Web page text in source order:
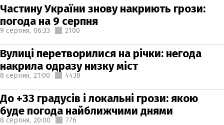
Частину України знову накриють грози:
погода на 9 серпня
9 серпня, 06:33 2100
Вулиці перетворилися на річки: негода
накрила одразу низку міст
8 серпня, 21:00 4438
До +33 градусів і локальні грози: якою
буде погода найближчими днями
8 серпня, 20:00 776